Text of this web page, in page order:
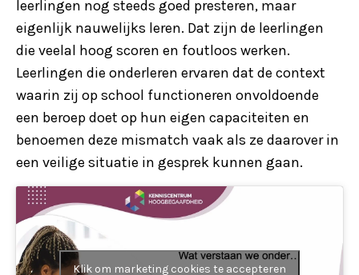
leerlingen nog steeds goed presteren, maar
eigenlijk nauwelijks leren. Dat zijn de leerlingen
die veelal hoog scoren en foutloos werken.
Leerlingen die onderleren ervaren dat de context
waarin zij op school functioneren onvoldoende
een beroep doet op hun eigen capaciteiten en
benoemen deze mismatch vaak als ze daarover in
een veilige situatie in gesprek kunnen gaan.
Klik om marketing cookies te accepteren